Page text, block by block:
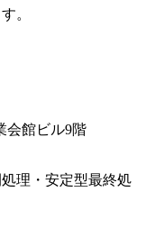
。
会館ビル9階
理・安定型最終処